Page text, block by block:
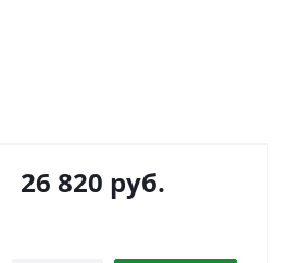
26 820 руб.